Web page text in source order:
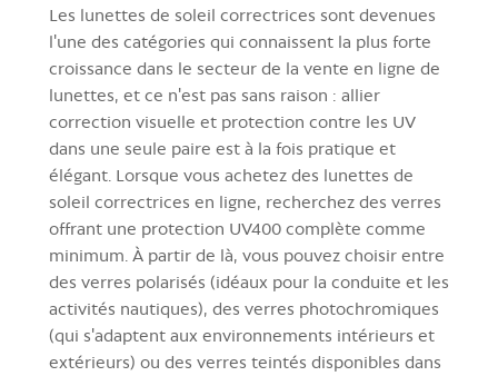
Les lunettes de soleil correctrices sont devenues
l'une des catégories qui connaissent la plus forte
croissance dans le secteur de la vente en ligne de
lunettes, et ce n'est pas sans raison : allier
correction visuelle et protection contre les UV
dans une seule paire est à la fois pratique et
élégant. Lorsque vous achetez des lunettes de
soleil correctrices en ligne, recherchez des verres
offrant une protection UV400 complète comme
minimum. À partir de là, vous pouvez choisir entre
des verres polarisés (idéaux pour la conduite et les
activités nautiques), des verres photochromiques
(qui s'adaptent aux environnements intérieurs et
extérieurs) ou des verres teintés disponibles dans